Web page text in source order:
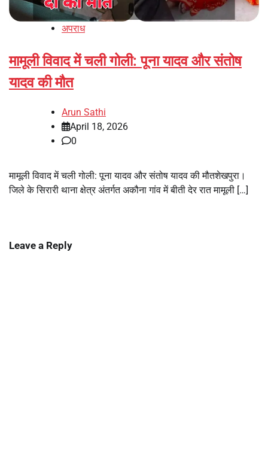
अपराध
मामूली विवाद में चली गोली: पूना यादव और संतोष
यादव की मौत
Arun Sathi
April 18, 2026
0
मामूली विवाद में चली गोली: पूना यादव और संतोष यादव की मौतशेखपुरा।
जिले के सिरारी थाना क्षेत्र अंतर्गत अकौना गांव में बीती देर रात मामूली […]
Leave a Reply